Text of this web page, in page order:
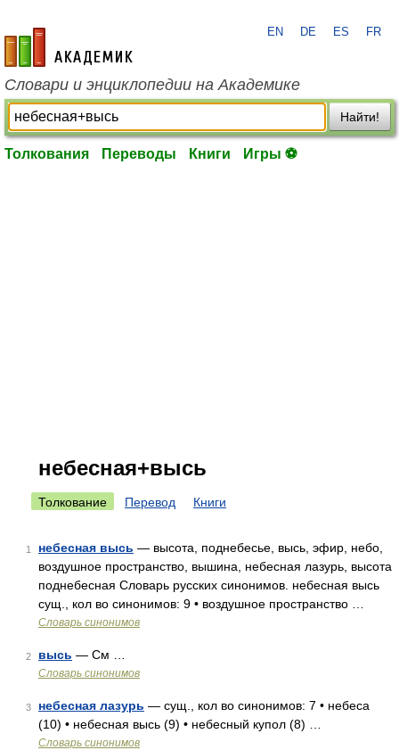
academic.ru
EN DE ES FR
Словари и энциклопедии на Академике
Найти!
Толкования Переводы Книги Игры ⚽
небесная+высь
Толкование Перевод Книги
1 небесная высь — высота, поднебесье, высь, эфир, небо,
воздушное пространство, вышина, небесная лазурь, высота
поднебесная Словарь русских синонимов. небесная высь
сущ., кол во синонимов: 9 • воздушное пространство …
Словарь синонимов
2 высь — См …
Словарь синонимов
3 небесная лазурь — сущ., кол во синонимов: 7 • небеса
(10) • небесная высь (9) • небесный купол (8) …
Словарь синонимов